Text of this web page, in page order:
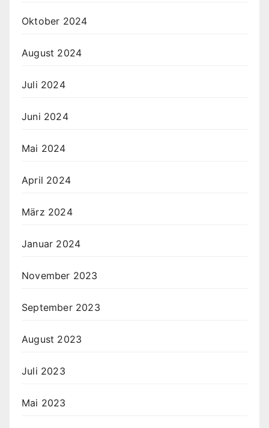
Oktober 2024
August 2024
Juli 2024
Juni 2024
Mai 2024
April 2024
März 2024
Januar 2024
November 2023
September 2023
August 2023
Juli 2023
Mai 2023